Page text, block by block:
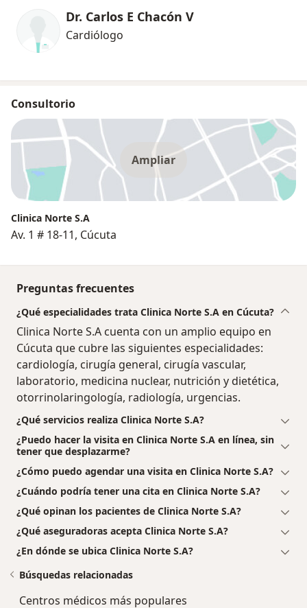
Dr. Carlos E Chacón V
Cardiólogo
Consultorio
Ampliar
Clinica Norte S.A
Av. 1 # 18-11, Cúcuta
Preguntas frecuentes
¿Qué especialidades trata Clinica Norte S.A en Cúcuta?
Clinica Norte S.A cuenta con un amplio equipo en
Cúcuta que cubre las siguientes especialidades:
cardiología, cirugía general, cirugía vascular,
laboratorio, medicina nuclear, nutrición y dietética,
otorrinolaringología, radiología, urgencias.
¿Qué servicios realiza Clinica Norte S.A?
¿Puedo hacer la visita en Clinica Norte S.A en línea, sin
tener que desplazarme?
¿Cómo puedo agendar una visita en Clinica Norte S.A?
¿Cuándo podría tener una cita en Clinica Norte S.A?
¿Qué opinan los pacientes de Clinica Norte S.A?
¿Qué aseguradoras acepta Clinica Norte S.A?
¿En dónde se ubica Clinica Norte S.A?
Búsquedas relacionadas
Centros médicos más populares